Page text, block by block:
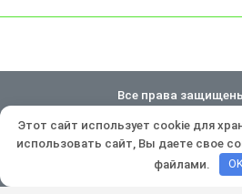
Все права
Политика
Разработка и
Этот сайт использует cookie для
использовать сайт, Вы даете свое
файлами.